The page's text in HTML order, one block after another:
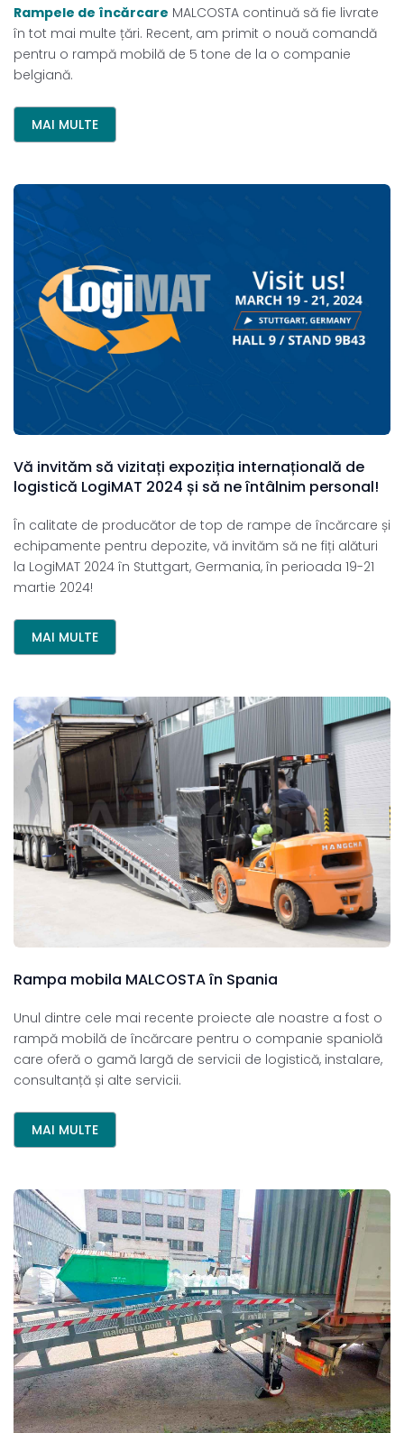
Rampele de încărcare MALCOSTA continuă să fie livrate
în tot mai multe țări. Recent, am primit o nouă comandă
pentru o rampă mobilă de 5 tone de la o companie
belgiană.
MAI MULTE
Vă invităm să vizitați expoziția internațională de
logistică LogiMAT 2024 și să neîntâlnim personal!
În calitate de producător de top de rampe de încărcare și
echipamente pentru depozite, vă invităm să ne fiți alături
la LogiMAT 2024 în Stuttgart, Germania, în perioada 19-21
martie 2024!
MAI MULTE
Rampa mobila MALCOSTAîn Spania
Unul dintre cele mai recente proiecte ale noastre a fost o
rampă mobilă de încărcare pentru o companie spaniolă
care oferă o gamă largă de servicii de logistică, instalare,
consultanță și alte servicii.
MAI MULTE